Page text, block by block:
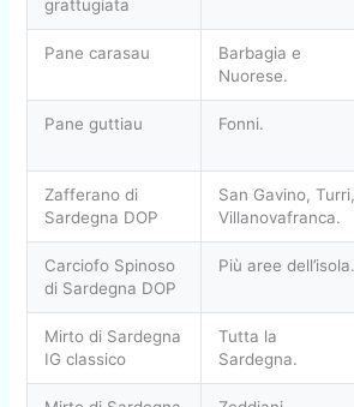
grattugiata
Pane carasau
Barbagia e
Nuorese.
Pane guttiau Fonni.
Zafferano di
Sardegna DOP
San Gavino, Turri,
Villanovafranca.
Carciofo Spinoso
di Sardegna DOP
Più aree dell’isola.
Mirto di Sardegna
IG classico
Tutta la
Sardegna.